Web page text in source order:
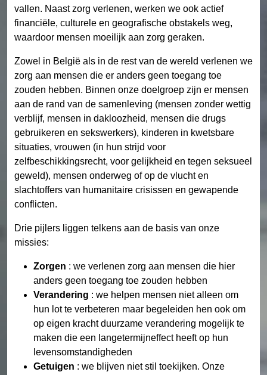
vallen. Naast zorg verlenen, werken we ook actief
financiële, culturele en geografische obstakels weg,
waardoor mensen moeilijk aan zorg geraken.
Zowel in België als in de rest van de wereld verlenen we
zorg aan mensen die er anders geen toegang toe
zouden hebben. Binnen onze doelgroep zijn er mensen
aan de rand van de samenleving (mensen zonder wettig
verblijf, mensen in dakloozheid, mensen die drugs
gebruikeren en sekswerkers), kinderen in kwetsbare
situaties, vrouwen (in hun strijd voor
zelfbeschikkingsrecht, voor gelijkheid en tegen seksueel
geweld), mensen onderweg of op de vlucht en
slachtoffers van humanitaire crisissen en gewapende
conflicten.
Drie pijlers liggen telkens aan de basis van onze
missies:
Zorgen : we verlenen zorg aan mensen die hier
anders geen toegang toe zouden hebben
Verandering : we helpen mensen niet alleen om
hun lot te verbeteren maar begeleiden hen ook om
op eigen kracht duurzame verandering mogelijk te
maken die een langetermijneffect heeft op hun
levensomstandigheden
Getuigen : we blijven niet stil toekijken. Onze